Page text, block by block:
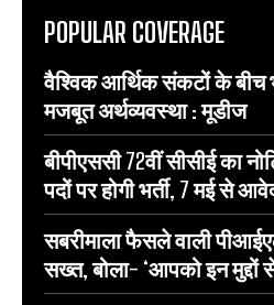
POPULAR COVERAGE
वैश्विक आर्थिक संकटों के बीच
मजबूत अर्थव्यवस्था : मूडीज
बीपीएससी 72वीं सीसीई का
पदों पर होगी भर्ती, 7 मई से
सबरीमाला फैसले वाली
सख्त, बोला- ‘आपको इन मुद्दों